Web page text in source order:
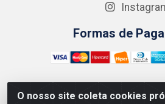
O nosso site coleta cookies
Formas de